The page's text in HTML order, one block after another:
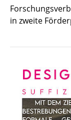
in zweite